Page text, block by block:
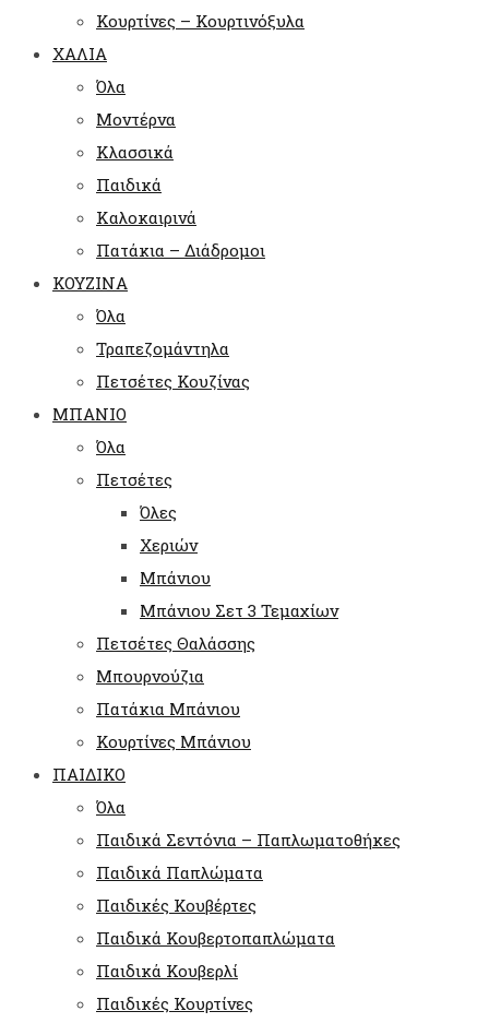
Κουρτίνες – Κουρτινόξυλα
ΧΑΛΙΑ
Όλα
Μοντέρνα
Κλασσικά
Παιδικά
Καλοκαιρινά
Πατάκια – Διάδρομοι
ΚΟΥΖΙΝΑ
Όλα
Τραπεζομάντηλα
Πετσέτες Κουζίνας
ΜΠΑΝΙΟ
Όλα
Πετσέτες
Όλες
Χεριών
Μπάνιου
Μπάνιου Σετ 3 Τεμαχίων
Πετσέτες Θαλάσσης
Μπουρνούζια
Πατάκια Μπάνιου
Κουρτίνες Μπάνιου
ΠΑΙΔΙΚΟ
Όλα
Παιδικά Σεντόνια – Παπλωματοθήκες
Παιδικά Παπλώματα
Παιδικές Κουβέρτες
Παιδικά Κουβερτοπαπλώματα
Παιδικά Κουβερλί
Παιδικές Κουρτίνες